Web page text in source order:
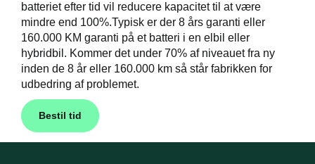
batteriet efter tid vil reducere kapacitet til at være
mindre end 100%.Typisk er der 8 års garanti eller
160.000 KM garanti på et batteri i en elbil eller
hybridbil. Kommer det under 70% af niveauet fra ny
inden de 8 år eller 160.000 km så står fabrikken for
udbedring af problemet.
Bestil tid